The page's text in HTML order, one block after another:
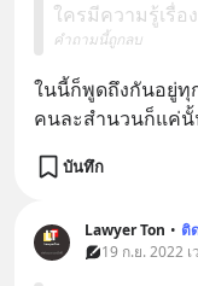
ใครมีความรู้เรื่อ
คำถามนี้ถูกลบ
ในนี้ก็พูดถึงกันอยู่ทุ
คนละสำนวนก็แค่
บันทึก
Lawyer Ton • ติ
19 ก.ย. 2022